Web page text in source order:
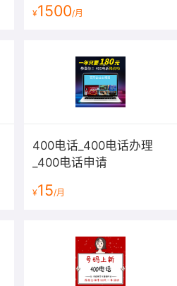
¥1500/月
400电话_400电话办理
_400电话申请
¥15/月